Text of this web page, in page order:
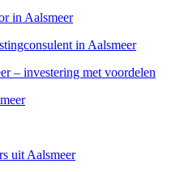
in Aalsmeer
in Aalsmeer
– investering met voordelen
uit Aalsmeer